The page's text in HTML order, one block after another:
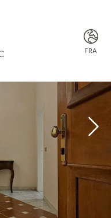
FRA
ENG
FRA